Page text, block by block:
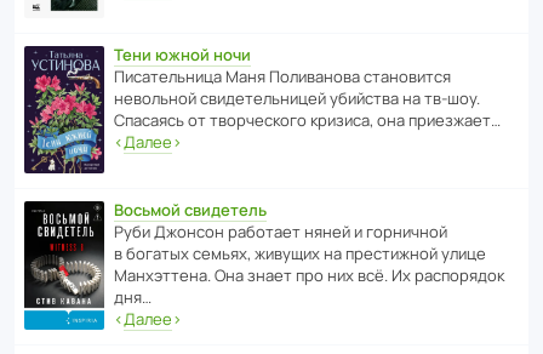
Тени южной ночи
Писа­тель­ница Маня Поли­ва­нова стано­вится
невольной свиде­тель­ницей убийства на тв-шоу.
Спасаясь от твор­че­с­кого кризиса, она приезжает…
‹Далее›
Восьмой свидетель
Руби Джонсон рабо­тает няней и горни­чной
в богатых семьях, живущих на прес­ти­жной улице
Манх­эт­тена. Она знает про них всё. Их распо­рядок
дня…
‹Далее›